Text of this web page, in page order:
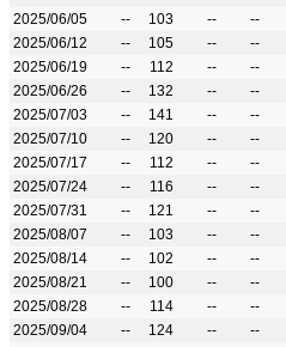
2025/06/05
-- 103 -- --
2025/06/12
-- 105 -- --
2025/06/19
-- 112 -- --
2025/06/26
-- 132 -- --
2025/07/03
-- 141 -- --
2025/07/10
-- 120 -- --
2025/07/17
-- 112 -- --
2025/07/24
-- 116 -- --
2025/07/31
-- 121 -- --
2025/08/07
-- 103 -- --
2025/08/14
-- 102 -- --
2025/08/21
-- 100 -- --
2025/08/28
-- 114 -- --
2025/09/04
-- 124 -- --